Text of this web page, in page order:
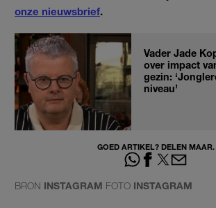
onze nieuwsbrief.
Vader Jade
over impact
gezin:
niveau’
GOED ARTIKEL? DELEN MAAR.
BRON INSTAGRAM FOTO INSTAGRAM